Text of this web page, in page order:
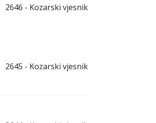
2646 - Kozarski vjesnik - 19.6.2026.
2645 - Kozarski vjesnik - 12.6.2026.